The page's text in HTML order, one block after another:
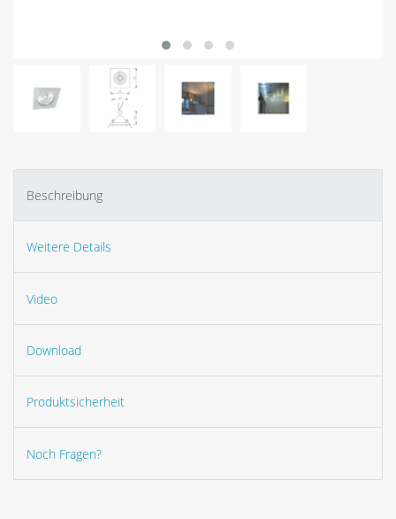
Beschreibung
Weitere Details
Video
Download
Produktsicherheit
Noch Fragen?